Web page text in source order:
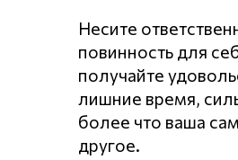
Несите
повинность для
получайте
лишние время,
более что ваша
другое.